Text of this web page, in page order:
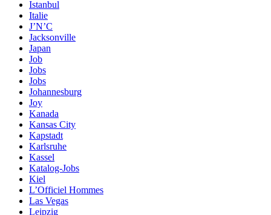
Istanbul
Italie
J’N’C
Jacksonville
Japan
Job
Jobs
Jobs
Johannesburg
Joy
Kanada
Kansas City
Kapstadt
Karlsruhe
Kassel
Katalog-Jobs
Kiel
L’Officiel Hommes
Las Vegas
Leipzig